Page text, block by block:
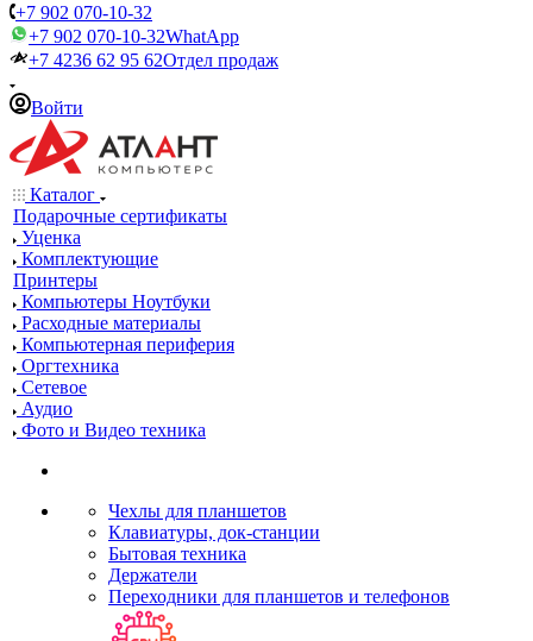
+7 902 070-10-32
+7 902 070-10-32WhatApp
+7 4236 62 95 62Отдел продаж
Войти
Каталог
Подарочные сертификаты
Уценка
Комплектующие
Принтеры
Компьютеры Ноутбуки
Расходные материалы
Компьютерная периферия
Оргтехника
Сетевое
Аудио
Фото и Видео техника
Чехлы для планшетов
Клавиатуры, док-станции
Бытовая техника
Держатели
Переходники для планшетов и телефонов